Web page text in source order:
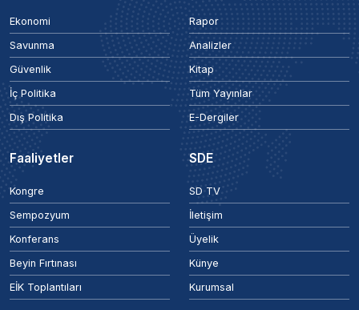
Ekonomi
Savunma
Güvenlik
İç Politika
Dış Politika
Rapor
Analizler
Kitap
Tüm Yayınlar
E-Dergiler
Faaliyetler
Kongre
Sempozyum
Konferans
Beyin Fırtınası
EİK Toplantıları
SDE
SD TV
İletişim
Üyelik
Künye
Kurumsal